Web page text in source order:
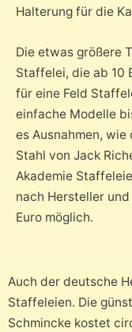
Halterung für die
Die etwas größere
Staffelei, die ab 10
für eine Feld
einfache Modelle
es Ausnahmen,
Stahl von Jack
Akademie
nach Hersteller
Euro möglich.
Auch der deutsche
Staffeleien. Die
Schmincke kostet